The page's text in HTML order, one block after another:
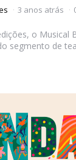
3 anos atrás
o Musical
segmento de